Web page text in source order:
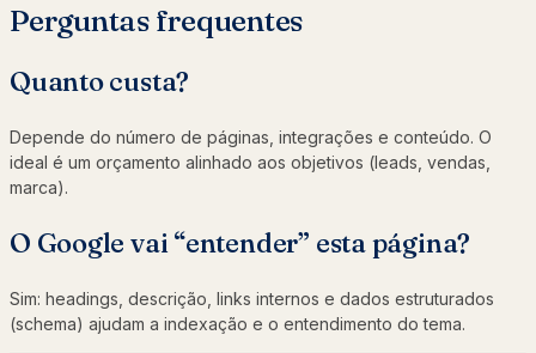
Perguntas frequentes
Quanto custa?
Depende do número de páginas, integrações e conteúdo. O
ideal é um orçamento alinhado aos objetivos (leads, vendas,
marca).
O Google vai “entender” esta página?
Sim: headings, descrição, links internos e dados estruturados
(schema) ajudam a indexação e o entendimento do tema.